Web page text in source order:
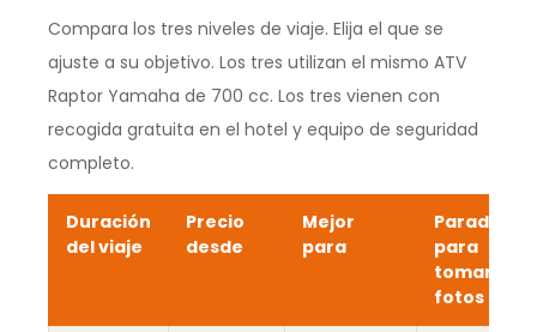
Compara los tres niveles de viaje. Elija el que se
ajuste a su objetivo. Los tres utilizan el mismo ATV
Raptor Yamaha de 700 cc. Los tres vienen con
recogida gratuita en el hotel y equipo de seguridad
completo.
Duración
del viaje
Precio
desde
Mejor
para
Paradas
para
tomar
fotos